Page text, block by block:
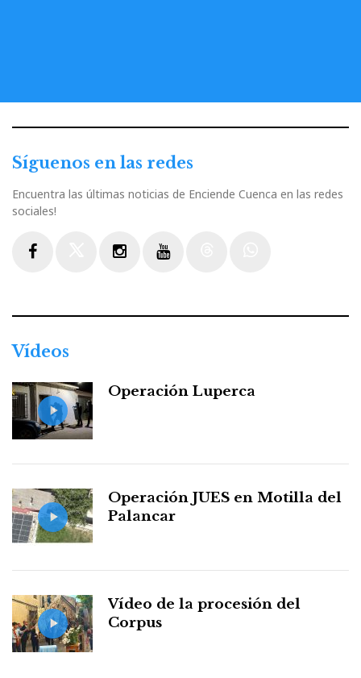
Síguenos en las redes
Encuentra las últimas noticias de Enciende Cuenca en las redes
sociales!
Vídeos
Operación Luperca
Operación JUES en Motilla del
Palancar
Vídeo de la procesión del
Corpus